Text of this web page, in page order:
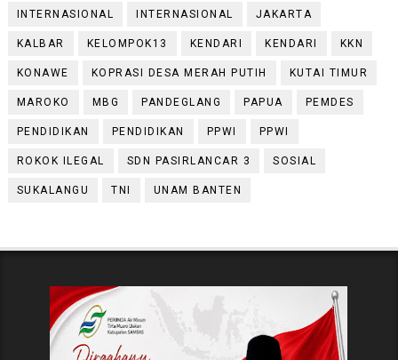
INTERNASIONAL INTERNASIONAL JAKARTA
KALBAR KELOMPOK13 KENDARI KENDARI KKN
KONAWE KOPRASI DESA MERAH PUTIH KUTAI TIMUR
MAROKO MBG PANDEGLANG PAPUA PEMDES
PENDIDIKAN PENDIDIKAN PPWI PPWI
ROKOK ILEGAL SDN PASIRLANCAR 3 SOSIAL
SUKALANGU TNI UNAM BANTEN